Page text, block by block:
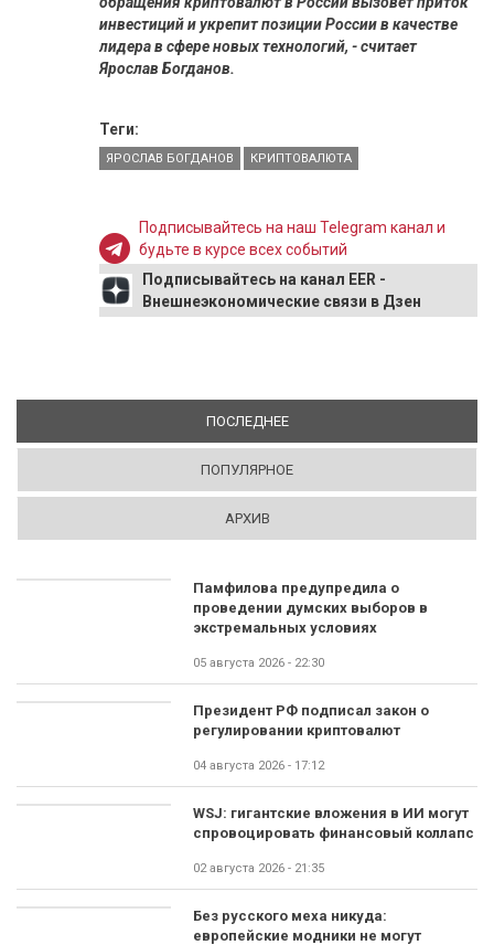
инвестиций и укрепит позиции России в качестве
лидера в сфере новых технологий, - считает
Ярослав Богданов.
Теги:
ЯРОСЛАВ БОГДАНОВ КРИПТОВАЛЮТА
Подписывайтесь на наш Telegram канал и
будьте в курсе всех событий
Подписывайтесь на канал EER -
Внешнеэкономические связи в Дзен
ПОСЛЕДНЕЕ(АКТИВНАЯ ВКЛАДКА)
ПОПУЛЯРНОЕ
АРХИВ
Памфилова предупредила о
проведении думских выборов в
экстремальных условиях
05 августа 2026 - 22:30
Президент РФ подписал закон о
регулировании криптовалют
04 августа 2026 - 17:12
WSJ: гигантские вложения в ИИ могут
спровоцировать финансовый коллапс
02 августа 2026 - 21:35
Без русского меха никуда:
европейские модники не могут